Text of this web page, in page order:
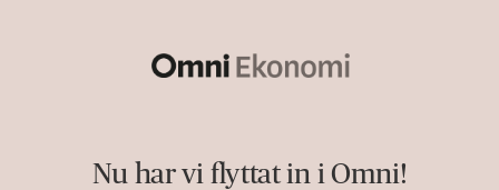
Nu har vi flyttat in i Omni!